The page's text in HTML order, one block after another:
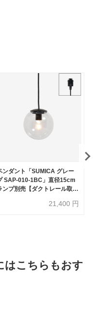
ンダント「SUMICA グレー
SAP-010-1BC」直径15cm
ンプ別売【ダクトレール取付
21,400 円
はこちらもおす